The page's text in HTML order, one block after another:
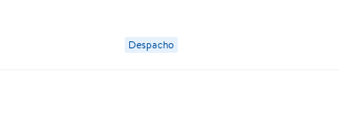
Despacho